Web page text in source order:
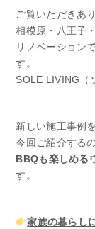
ご覧いただきあ
相模原・八王子
リノベーション
す。
SOLE LIVING（
新しい施工事例
今回ご紹介するの
BBQも楽しめる
す。
家族の暮らし